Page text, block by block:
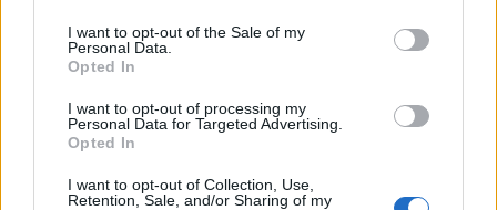
I want to opt-out of the Sale of my
Personal Data.
Opted In
I want to opt-out of processing my
Personal Data for Targeted Advertising.
Opted In
I want to opt-out of Collection, Use,
Retention, Sale, and/or Sharing of my